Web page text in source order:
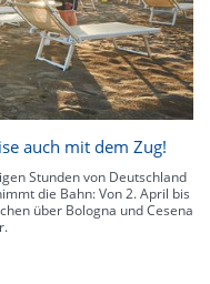
auch mit dem Zug!
Stunden von Deutschland
die Bahn: Von 2. April bis
über Bologna und Cesena